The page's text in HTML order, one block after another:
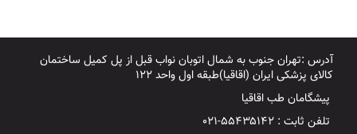
آدرس :تهران جنوب به شمال اتوبان نواب قبل از پل کمیل ساختمان
کالای پزشکی ایران (اقاقیا)طبقه اول واحد ۱۲۲
پیشگامان طب اقاقیا
تلفن ثابت : ۵۵۴۳۵۱۴۲-۰۲۱